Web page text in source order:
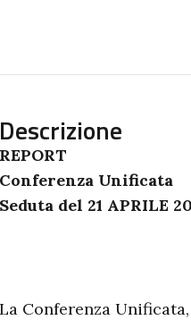
Descrizione
REPORT
Conferenza Unificata
Seduta del 21 APRILE
La Conferenza